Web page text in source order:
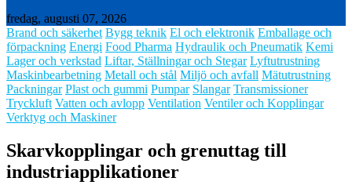
fredag, augusti 07, 2026
Brand och säkerhet Bygg teknik El och elektronik Emballage och
förpackning Energi Food Pharma Hydraulik och Pneumatik Kemi
Lager och verkstad Liftar, Ställningar och Stegar Lyftutrustning
Maskinbearbetning Metall och stål Miljö och avfall Mätutrustning
Packningar Plast och gummi Pumpar Slangar Transmissioner
Tryckluft Vatten och avlopp Ventilation Ventiler och Kopplingar
Verktyg och Maskiner
Skarvkopplingar och grenuttag till
industriapplikationer